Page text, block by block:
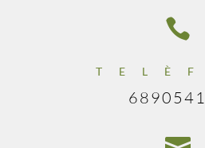
